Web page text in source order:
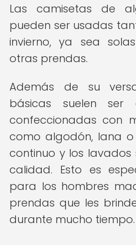
Las camisetas de
pueden ser usadas
invierno, ya sea
otras prendas.
Además de su
básicas suelen ser
confeccionadas con
como algodón, lana o
continuo y los
calidad. Esto es
para los hombres
prendas que les
durante mucho tiempo.